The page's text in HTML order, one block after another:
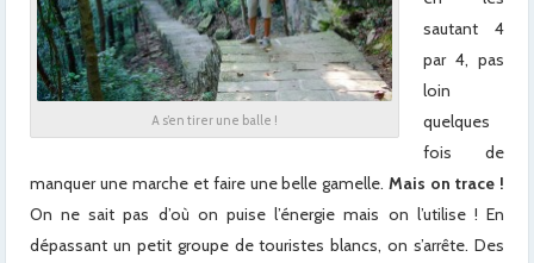
A s’en tirer une balle !
sautant 4
par 4, pas
loin
quelques
fois de
manquer une marche et faire une belle gamelle.Mais on trace !
On ne sait pas d’où on puise l’énergie mais on l’utilise ! En
dépassant un petit groupe de touristes blancs, on s’arrête. Des